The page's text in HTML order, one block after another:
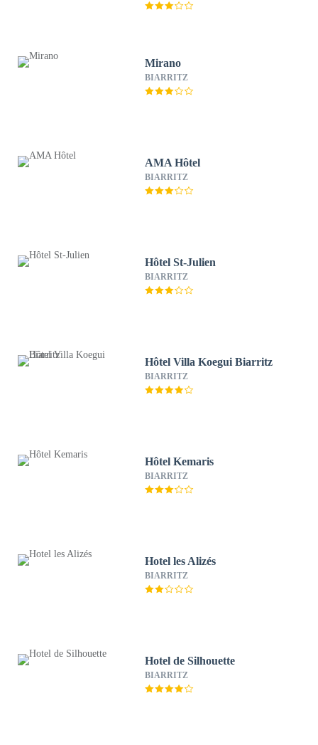
Mirano
BIARRITZ
AMA Hôtel
BIARRITZ
Hôtel St-Julien
BIARRITZ
Hôtel Villa Koegui Biarritz
BIARRITZ
Hôtel Kemaris
BIARRITZ
Hotel les Alizés
BIARRITZ
Hotel de Silhouette
BIARRITZ